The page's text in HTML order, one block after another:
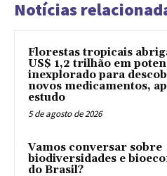
Notícias
Florestas tropicais
US$ 1,2 trilhão em
inexplorado para
novos medicamentos,
estudo
5 de agosto de 2026
Vamos conversar sobre
biodiversidades e
do Brasil?